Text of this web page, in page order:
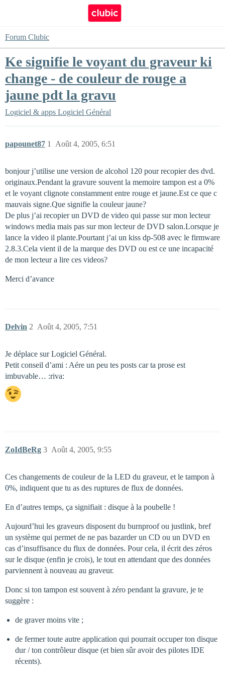
Forum Clubic
Ke signifie le voyant du graveur ki
change - de couleur de rouge a
jaune pdt la gravu
Logiciel & apps Logiciel Général
papounet87 Août 4, 2005, 6:51
1
bonjour j’utilise une version de alcohol 120 pour recopier des dvd.
originaux.Pendant la gravure souvent la memoire tampon est a 0%
et le voyant clignote constamment entre rouge et jaune.Est ce que c
mauvais signe.Que signifie la couleur jaune?
De plus j’ai recopier un DVD de video qui passe sur mon lecteur
windows media mais pas sur mon lecteur de DVD salon.Lorsque je
lance la video il plante.Pourtant j’ai un kiss dp-508 avec le firmware
2.8.3.Cela vient il de la marque des DVD ou est ce une incapacité
de mon lecteur a lire ces videos?
Merci d’avance
Delvin Août 4, 2005, 7:51
2
Je déplace sur Logiciel Général.
Petit conseil d’ami : Aére un peu tes posts car ta prose est
imbuvable… :riva:
ZoIdBeRg Août 4, 2005, 9:55
3
Ces changements de couleur de la LED du graveur, et le tampon à
0%, indiquent que tu as des ruptures de flux de données.
En d’autres temps, ça signifiait : disque à la poubelle !
Aujourd’hui les graveurs disposent du burnproof ou justlink, bref
un système qui permet de ne pas bazarder un CD ou un DVD en
cas d’insuffisance du flux de données. Pour cela, il écrit des zéros
sur le disque (enfin je crois), le tout en attendant que des données
parviennent à nouveau au graveur.
Donc si ton tampon est souvent à zéro pendant la gravure, je te
suggère :
de graver moins vite ;
de fermer toute autre application qui pourrait occuper ton disque
dur / ton contrôleur disque (et bien sûr avoir des pilotes IDE
récents).